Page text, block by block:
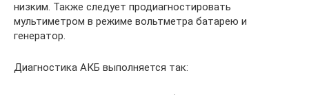
низким. Также следует продиагностировать
мультиметром в режиме вольтметра батарею и
генератор.
Диагностика АКБ выполняется так: